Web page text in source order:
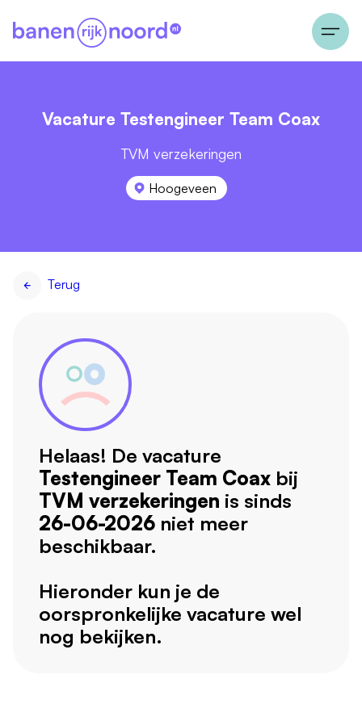
Vacature Testengineer Team Coax
TVM verzekeringen
Hoogeveen
Terug
Helaas! De vacature
Testengineer Team Coax bij
TVM verzekeringen is sinds
26-06-2026 niet meer
beschikbaar.
Hieronder kun je de
oorspronkelijke vacature wel
nog bekijken.